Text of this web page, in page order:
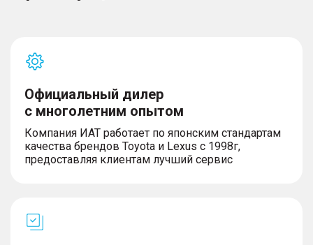
Официальный дилер
с многолетним опытом
Компания ИАТ работает по японским стандартам
качества брендов Toyota и Lexus с 1998г,
предоставляя клиентам лучший сервис